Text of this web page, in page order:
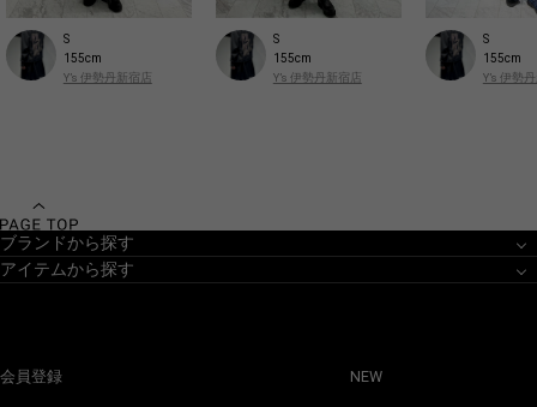
S
155cm
Y’s 伊勢丹新宿店
S
155cm
Y’s 伊勢丹新宿店
S
155cm
Y’s 伊勢
ブランドから探す
アイテムから探す
会員登録 NEW